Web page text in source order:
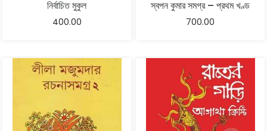
নির্বাচিত মুকুল
400.00
স্বপন কুমার সমগ্র – প্রথম খণ্ড
700.00